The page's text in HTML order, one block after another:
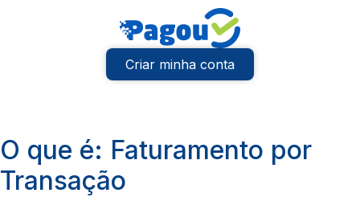
Criar minha conta
O que é: Faturamento por
Transação